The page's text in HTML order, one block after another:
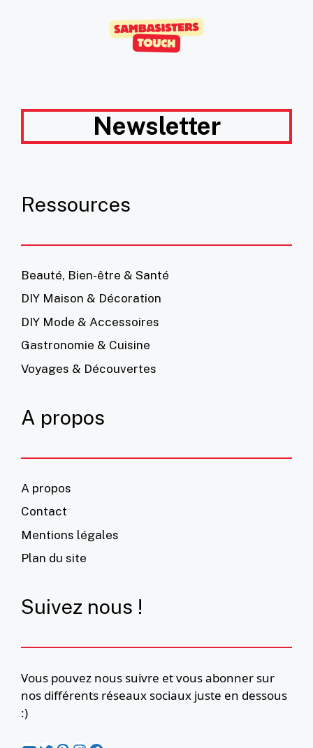
Newsletter
Ressources
Beauté, Bien-être & Santé
DIY Maison & Décoration
DIY Mode & Accessoires
Gastronomie & Cuisine
Voyages & Découvertes
A propos
A propos
Contact
Mentions légales
Plan du site
Suivez nous !
Vous pouvez nous suivre et vous abonner sur
nos différents réseaux sociaux juste en dessous
:)